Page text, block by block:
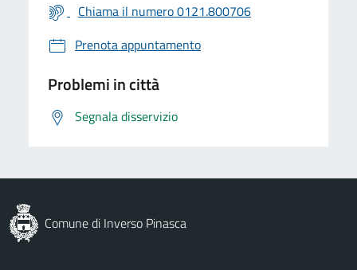
Chiama il numero 0121.800706
Prenota appuntamento
Problemi in città
Segnala disservizio
Comune di Inverso Pinasca